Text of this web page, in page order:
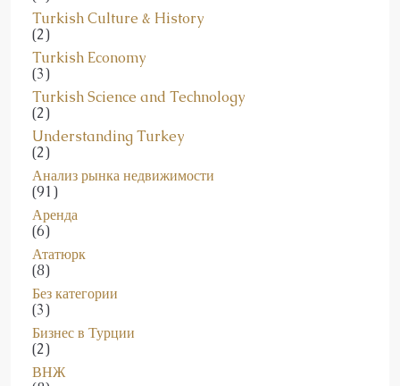
Turkish Culture & History
(2)
Turkish Economy
(3)
Turkish Science and Technology
(2)
Understanding Turkey
(2)
Анализ рынка недвижимости
(91)
Аренда
(6)
Ататюрк
(8)
Без категории
(3)
Бизнес в Турции
(2)
ВНЖ